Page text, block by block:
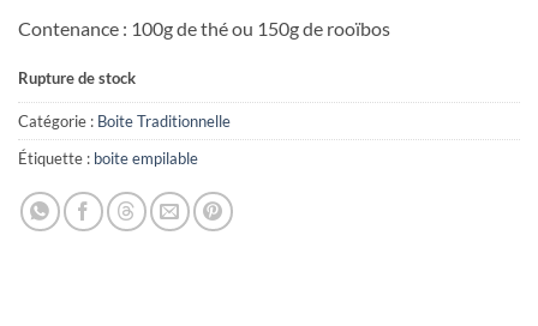
Contenance : 100g de thé ou 150g de rooïbos
Rupture de stock
Catégorie : Boite Traditionnelle
Étiquette : boite empilable